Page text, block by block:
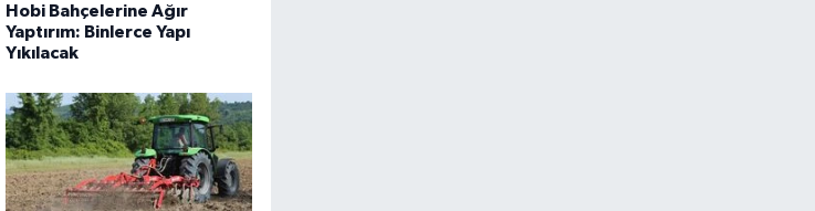
Hobi Bahçelerine Ağır
Yaptırım: Binlerce Yapı
Yıkılacak